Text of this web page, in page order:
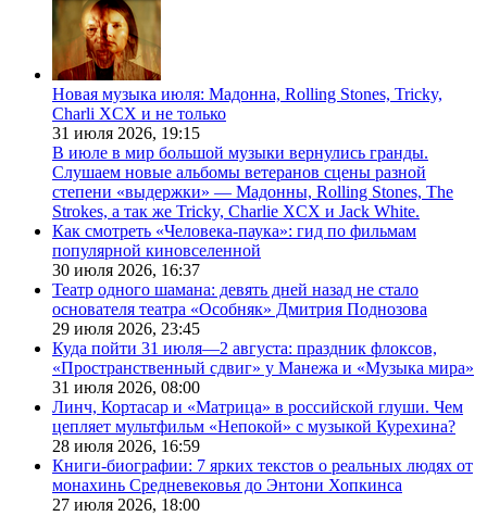
Новая музыка июля: Мадонна, Rolling Stones, Tricky,
Charli XCX и не только
31 июля 2026, 19:15
В июле в мир большой музыки вернулись гранды.
Слушаем новые альбомы ветеранов сцены разной
степени «выдержки» — Мадонны, Rolling Stones, The
Strokes, а так же Tricky, Charlie XCX и Jack White.
Как смотреть «Человека-паука»: гид по фильмам
популярной киновселенной
30 июля 2026, 16:37
Театр одного шамана: девять дней назад не стало
основателя театра «Особняк» Дмитрия Поднозова
29 июля 2026, 23:45
Куда пойти 31 июля—2 августа: праздник флоксов,
«Пространственный сдвиг» у Манежа и «Музыка мира»
31 июля 2026, 08:00
Линч, Кортасар и «Матрица» в российской глуши. Чем
цепляет мультфильм «Непокой» с музыкой Курехина?
28 июля 2026, 16:59
Книги-биографии: 7 ярких текстов о реальных людях от
монахинь Средневековья до Энтони Хопкинса
27 июля 2026, 18:00